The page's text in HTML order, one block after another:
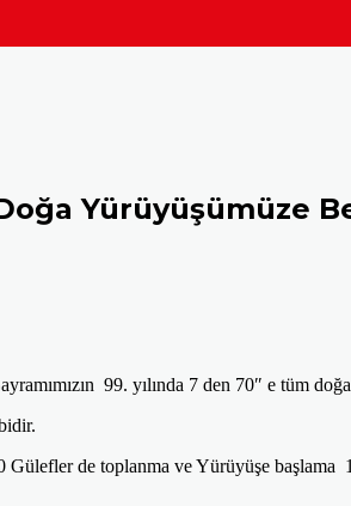
Yürüyüşümüze
99. yılında 7 den 70″ e tüm
Gülefler de toplanma ve Yürüyüşe